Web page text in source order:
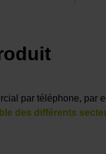
par téléphone, par
des différents